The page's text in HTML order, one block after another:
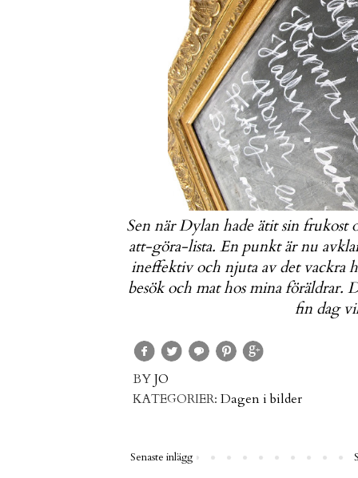
Sen när Dylan hade ätit sin frukost
att-göra-lista. En punkt är nu
ineffektiv och njuta av det vackra
besök och mat hos mina föräldrar.
fin dag
BYJO
KATEGORIER: Dagen i bilder
Senaste inlägg